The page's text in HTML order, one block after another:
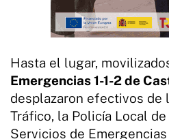
Hasta el lugar,
Emergencias 1-1-2 de
desplazaron efectivos de
Tráfico, la Policía Local
Servicios de